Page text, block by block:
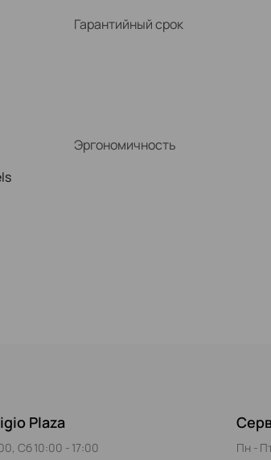
Гарантийный срок
Эргономичность
Plaza
Сб 10:00 - 17:00
Пн -